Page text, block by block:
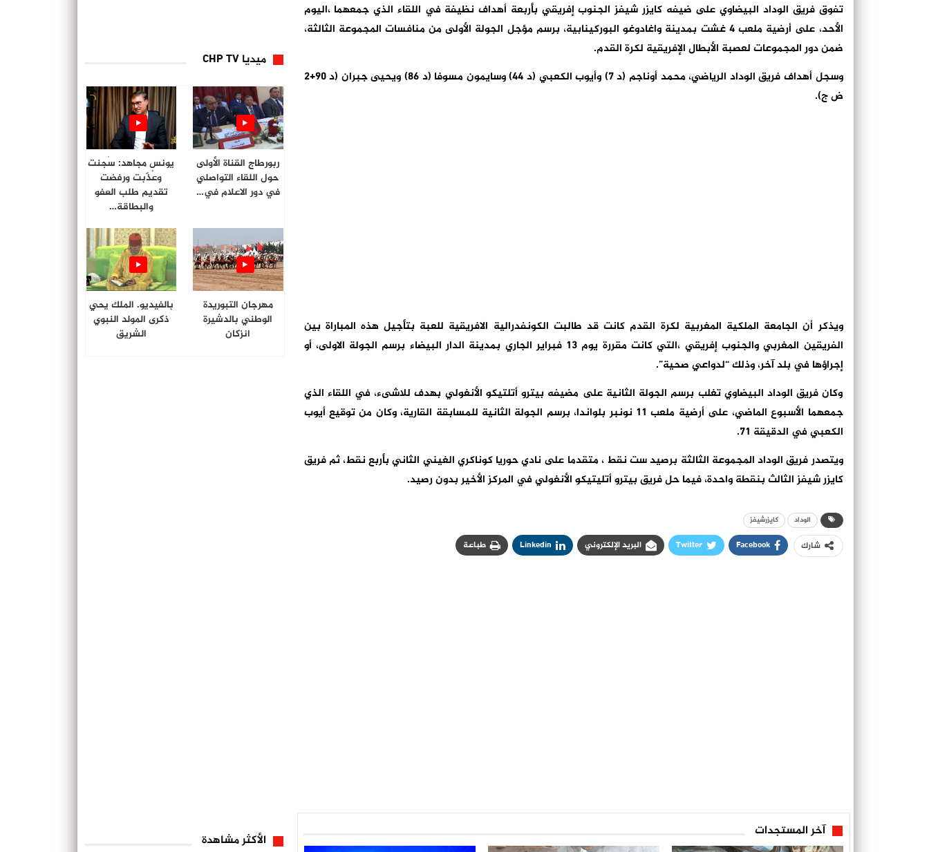
تفوق فريق الوداد البيضاوي على ضيفه كايزر شيفز الجنوب إفريقي بأربعة أهداف نظيفة في اللقاء الذي جمعهما ،اليوم
الأحد، على أرضية ملعب 4 غشت بمدينة واغادوغو البوركينابية، برسم مؤجل الجولة الأولى من منافسات المجموعة الثالثة،
ضمن دور المجموعات لعصبة الأبطال الإفريقية لكرة القدم.
وسجل أهداف فريق الوداد الرياضي، محمد أوناجم (د 7) وأيوب الكعبي (د 44) وسايمون مسوفا (د 86) ويحيى جبران (د 90+2
ض ج).
ويذكر أن الجامعة الملكية المغربية لكرة القدم كانت قد طالبت الكونفدرالية الافريقية للعبة بتأجيل هذه المباراة بين
الفريقين المغربي والجنوب إفريقي ،التي كانت مقررة يوم 13 فبراير الجاري بمدينة الدار البيضاء برسم الجولة الاولى، أو
إجراؤها في بلد آخر، وذلك “لدواعي صحية”.
وكان فريق الوداد البيضاوي تغلب برسم الجولة الثانية على مضيفه بيترو أتلتيكو الأنغولي بهدف للاشىء، في اللقاء الذي
جمعهما الأسبوع الماضي، على أرضية ملعب 11 نونبر بلواندا، برسم الجولة الثانية للمسابقة القارية، وكان من توقيع أيوب
الكعبي في الدقيقة 71.
ويتصدر فريق الوداد المجموعة الثالثة برصيد ست نقط ، متقدما على نادي حوريا كوناكري الغيني الثاني بأربع نقط، ثم فريق
كايزر شيفز الثالث بنقطة واحدة، فيما حل فريق بيترو أتليتيكو الأنغولي في المركز الأخير بدون رصيد.
الوداد كايزرشيفز
شارك Facebook
Twitter البريد الإلكتروني Linkedin طباعة
آخر المستجدات
ميديا CHP TV
ربورطاج القناة الأولى
حول اللقاء التواصلي
في دور الاعلام في…
يونس مجاهد: سُجنت
وعُذّبت ورفضت
تقديم طلب العفو
والبطاقة…
مهرجان التبوريدة
الوطني بالدشيرة
انزكان
بالفيديو. الملك يحي
ذكرى المولد النبوي
الشريق
الأكثر مشاهدة